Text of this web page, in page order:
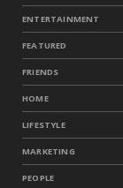
ENTERTAINMENT
FEATURED
FRIENDS
HOME
LIFESTYLE
MARKETING
PEOPLE